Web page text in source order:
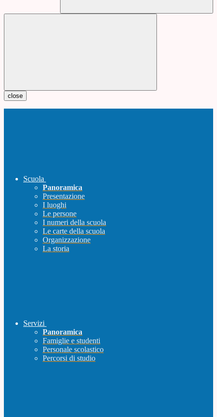
close
Scuola
Panoramica
Presentazione
I luoghi
Le persone
I numeri della scuola
Le carte della scuola
Organizzazione
La storia
Servizi
Panoramica
Famiglie e studenti
Personale scolastico
Percorsi di studio